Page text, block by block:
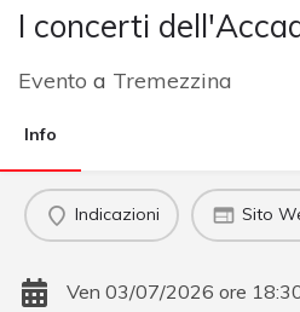
I concerti
Evento a Tremezzina
Info
Indicazioni Sito
Ven 03/07/2026 ore